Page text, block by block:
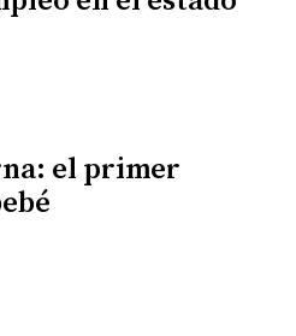
el primer